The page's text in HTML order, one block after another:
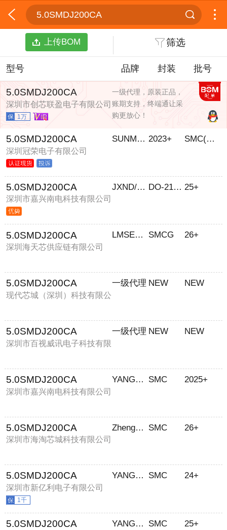
5.0SMDJ200CA
上传BOM 筛选
型号 品牌 封装 批号
5.0SMDJ200CA
深圳市创芯联盈电子有限公司
1万
一级代理，原装正品，
账期支持，终端通让采
购更放心！
5.0SMDJ200CA
深圳冠荣电子有限公司
SUNMATE/森美特 2023+ SMC(DO-214AB)
5.0SMDJ200CA
深圳市嘉兴南电科技有限公司
JXND/嘉兴南电 DO-214AB 25+
5.0SMDJ200CA
深圳海天芯供应链有限公司
LMSEMI/砺马 SMCG 26+
5.0SMDJ200CA
现代芯城（深圳）科技有限公
一级代理 NEW NEW
5.0SMDJ200CA
深圳市百视威讯电子科技有限
一级代理 NEW NEW
5.0SMDJ200CA
深圳市嘉兴南电科技有限公司
YANGJIE/扬杰科技 SMC 2025+
5.0SMDJ200CA
深圳市海淘芯城科技有限公司
Zhengxin(正芯) SMC 26+
5.0SMDJ200CA
深圳市新亿利电子有限公司
1千
YANGJIE/扬杰科技 SMC 24+
5.0SMDJ200CA YANGJIE/扬杰科技 SMC 25+